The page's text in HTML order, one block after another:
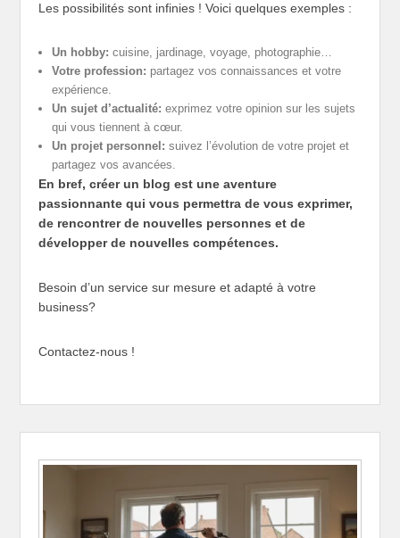
Les possibilités sont infinies ! Voici quelques exemples :
Un hobby: cuisine, jardinage, voyage, photographie…
Votre profession: partagez vos connaissances et votre
expérience.
Un sujet d’actualité: exprimez votre opinion sur les sujets
qui vous tiennent à cœur.
Un projet personnel: suivez l’évolution de votre projet et
partagez vos avancées.
En bref, créer un blog est une aventure
passionnante qui vous permettra de vous exprimer,
de rencontrer de nouvelles personnes et de
développer de nouvelles compétences.
Besoin d’un service sur mesure et adapté à votre
business?
Contactez-nous !